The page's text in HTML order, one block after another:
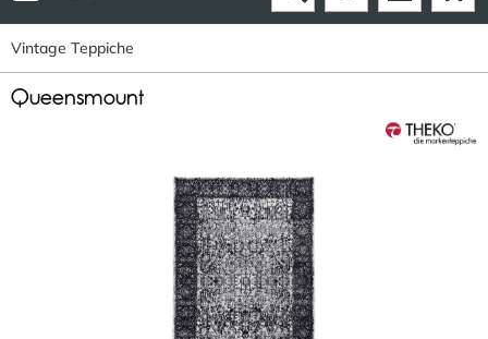
Vintage Teppiche
Queensmount